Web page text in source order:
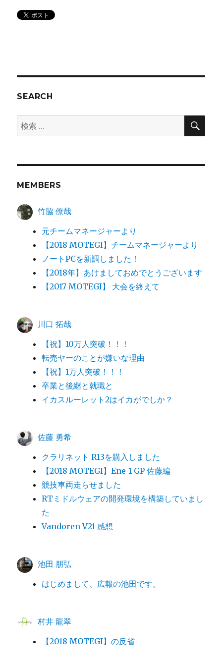
SEARCH
検
索:
検
MEMBERS
竹脇 僚哉
元チームマネージャーより
【2018 MOTEGI】チームマネージャーより
ノートPCを新調しました！
【2018年】あけましておめでとうございます
【2017 MOTEGI】 大会を終えて
川口 拓哉
【祝】10万人突破！！！
転売ヤーのことが嫌いな理由
【祝】1万人突破！！！
卒業と後継と就職と
イカスルーレット2はイカがでしか？
佐藤 勇希
クラリネット R13を購入しました
【2018 MOTEGI】Ene-1 GP 佐藤編
競技車両走らせました
RTミドルウェアの開発環境を構築していまし
た
Vandoren V21 感想
池田 朋弘
はじめまして、広報の池田です。
村井 龍翠
【2018 MOTEGI】の反省